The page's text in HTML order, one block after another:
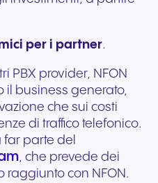
per i partner.
PBX provider, NFON
il business generato,
che sui costi
di traffico telefonico.
far parte del
, che prevede dei
con NFON.